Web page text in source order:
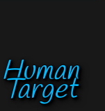
Human
Target